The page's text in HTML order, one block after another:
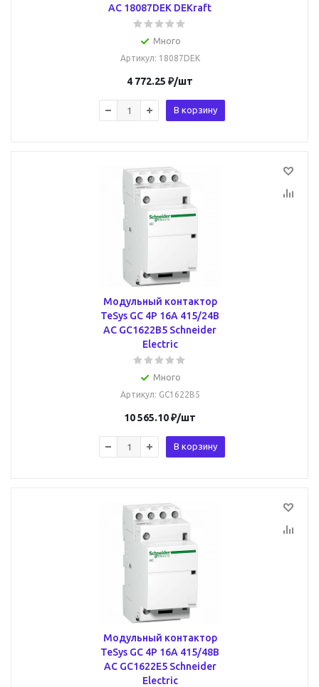
AC 18087DEK DEKraft
Много
Артикул: 18087DEK
4 772.25 ₽/шт
В корзину
Модульный контактор
TeSys GC 4P 16А 415/24В
AC GC1622B5 Schneider
Electric
Много
Артикул: GC1622B5
10 565.10₽/шт
В корзину
Модульный контактор
TeSys GC 4P 16А 415/48В
AC GC1622E5 Schneider
Electric